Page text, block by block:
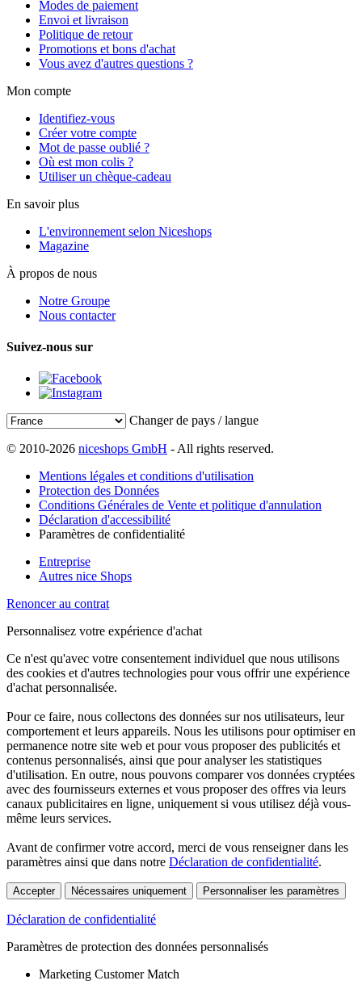
Modes de paiement
Envoi et livraison
Politique de retour
Promotions et bons d'achat
Vous avez d'autres questions ?
Mon compte
Identifiez-vous
Créer votre compte
Mot de passe oublié ?
Où est mon colis ?
Utiliser un chèque-cadeau
En savoir plus
L'environnement selon Niceshops
Magazine
À propos de nous
Notre Groupe
Nous contacter
Suivez-nous sur
Changer de pays / langue
© 2010-2026 niceshops GmbH - All rights reserved.
Mentions légales et conditions d'utilisation
Protection des Données
Conditions Générales de Vente et politique d'annulation
Déclaration d'accessibilité
Paramètres de confidentialité
Entreprise
Autres nice Shops
Renoncer au contrat
Personnalisez votre expérience d'achat
Ce n'est qu'avec votre consentement individuel que nous utilisons
des cookies et d'autres technologies pour vous offrir une expérience
d'achat personnalisée.
Pour ce faire, nous collectons des données sur nos utilisateurs, leur
comportement et leurs appareils. Nous les utilisons pour optimiser en
permanence notre site web et pour vous proposer des publicités et
contenus personnalisés, ainsi que pour analyser les statistiques
d'utilisation. En outre, nous pouvons comparer vos données cryptées
avec des fournisseurs externes et vous proposer des offres via leurs
canaux publicitaires en ligne, uniquement si vous utilisez déjà vous-
même leurs services.
Avant de confirmer votre accord, merci de vous renseigner dans les
paramètres ainsi que dans notre Déclaration de confidentialité.
Accepter Nécessaires uniquement Personnaliser les paramètres
Déclaration de confidentialité
Paramètres de protection des données personnalisés
Marketing Customer Match